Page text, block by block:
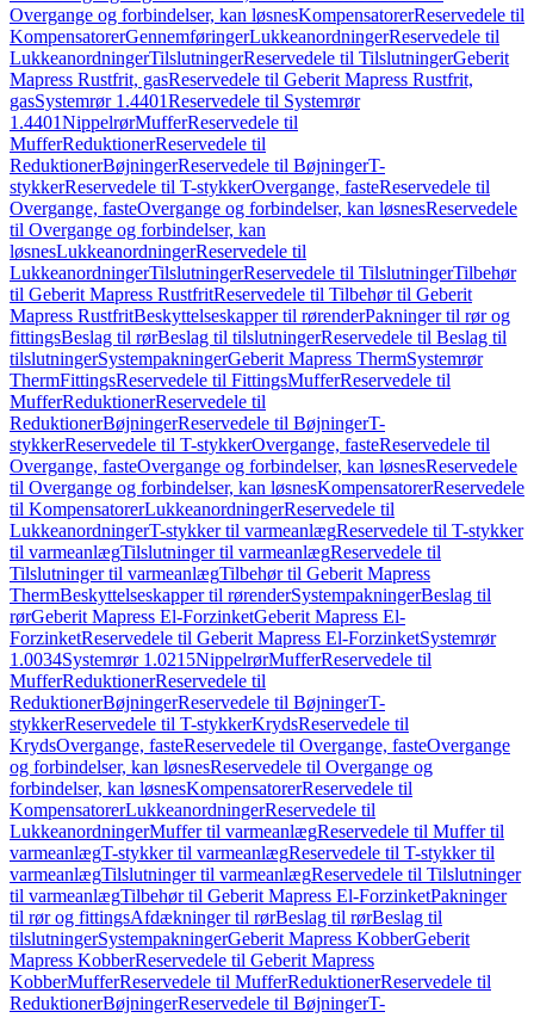
Overgange og forbindelser, kan løsnesKompensatorerReservedele til
KompensatorerGennemføringerLukkeanordningerReservedele til
LukkeanordningerTilslutningerReservedele til TilslutningerGeberit
Mapress Rustfrit, gasReservedele til Geberit Mapress Rustfrit,
gasSystemrør 1.4401Reservedele til Systemrør
1.4401NippelrørMufferReservedele til
MufferReduktionerReservedele til
ReduktionerBøjningerReservedele til BøjningerT-
stykkerReservedele til T-stykkerOvergange, fasteReservedele til
Overgange, fasteOvergange og forbindelser, kan løsnesReservedele
til Overgange og forbindelser, kan
løsnesLukkeanordningerReservedele til
LukkeanordningerTilslutningerReservedele til TilslutningerTilbehør
til Geberit Mapress RustfritReservedele til Tilbehør til Geberit
Mapress RustfritBeskyttelseskapper til rørenderPakninger til rør og
fittingsBeslag til rørBeslag til tilslutningerReservedele til Beslag til
tilslutningerSystempakningerGeberit Mapress ThermSystemrør
ThermFittingsReservedele til FittingsMufferReservedele til
MufferReduktionerReservedele til
ReduktionerBøjningerReservedele til BøjningerT-
stykkerReservedele til T-stykkerOvergange, fasteReservedele til
Overgange, fasteOvergange og forbindelser, kan løsnesReservedele
til Overgange og forbindelser, kan løsnesKompensatorerReservedele
til KompensatorerLukkeanordningerReservedele til
LukkeanordningerT-stykker til varmeanlægReservedele til T-stykker
til varmeanlægTilslutninger til varmeanlægReservedele til
Tilslutninger til varmeanlægTilbehør til Geberit Mapress
ThermBeskyttelseskapper til rørenderSystempakningerBeslag til
rørGeberit Mapress El-ForzinketGeberit Mapress El-
ForzinketReservedele til Geberit Mapress El-ForzinketSystemrør
1.0034Systemrør 1.0215NippelrørMufferReservedele til
MufferReduktionerReservedele til
ReduktionerBøjningerReservedele til BøjningerT-
stykkerReservedele til T-stykkerKrydsReservedele til
KrydsOvergange, fasteReservedele til Overgange, fasteOvergange
og forbindelser, kan løsnesReservedele til Overgange og
forbindelser, kan løsnesKompensatorerReservedele til
KompensatorerLukkeanordningerReservedele til
LukkeanordningerMuffer til varmeanlægReservedele til Muffer til
varmeanlægT-stykker til varmeanlægReservedele til T-stykker til
varmeanlægTilslutninger til varmeanlægReservedele til Tilslutninger
til varmeanlægTilbehør til Geberit Mapress El-ForzinketPakninger
til rør og fittingsAfdækninger til rørBeslag til rørBeslag til
tilslutningerSystempakningerGeberit Mapress KobberGeberit
Mapress KobberReservedele til Geberit Mapress
KobberMufferReservedele til MufferReduktionerReservedele til
ReduktionerBøjningerReservedele til BøjningerT-